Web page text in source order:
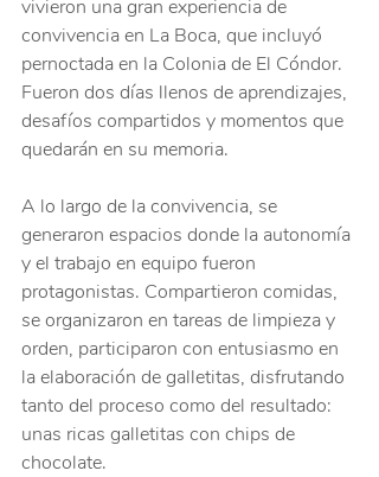
vivieron una gran experiencia de
convivencia en La Boca, que incluyó
pernoctada en la Colonia de El Cóndor.
Fueron dos días llenos de aprendizajes,
desafíos compartidos y momentos que
quedarán en su memoria.
A lo largo de la convivencia, se
generaron espacios donde la autonomía
y el trabajo en equipo fueron
protagonistas. Compartieron comidas,
se organizaron en tareas de limpieza y
orden, participaron con entusiasmo en
la elaboración de galletitas, disfrutando
tanto del proceso como del resultado:
unas ricas galletitas con chips de
chocolate.